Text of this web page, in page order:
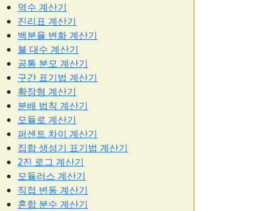
역수 계산기
진리표 계산기
백분율 변화 계산기
불 대수 계산기
공통 분모 계산기
구간 표기법 계산기
확장형 계산기
분배 법칙 계산기
모듈로 계산기
퍼센트 차이 계산기
집합 생성기 표기법 계산기
2진 로그 계산기
모듈러스 계산기
직접 변동 계산기
혼합 분수 계산기